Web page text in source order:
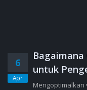
6
Apr
untuk
Mengoptimalkan